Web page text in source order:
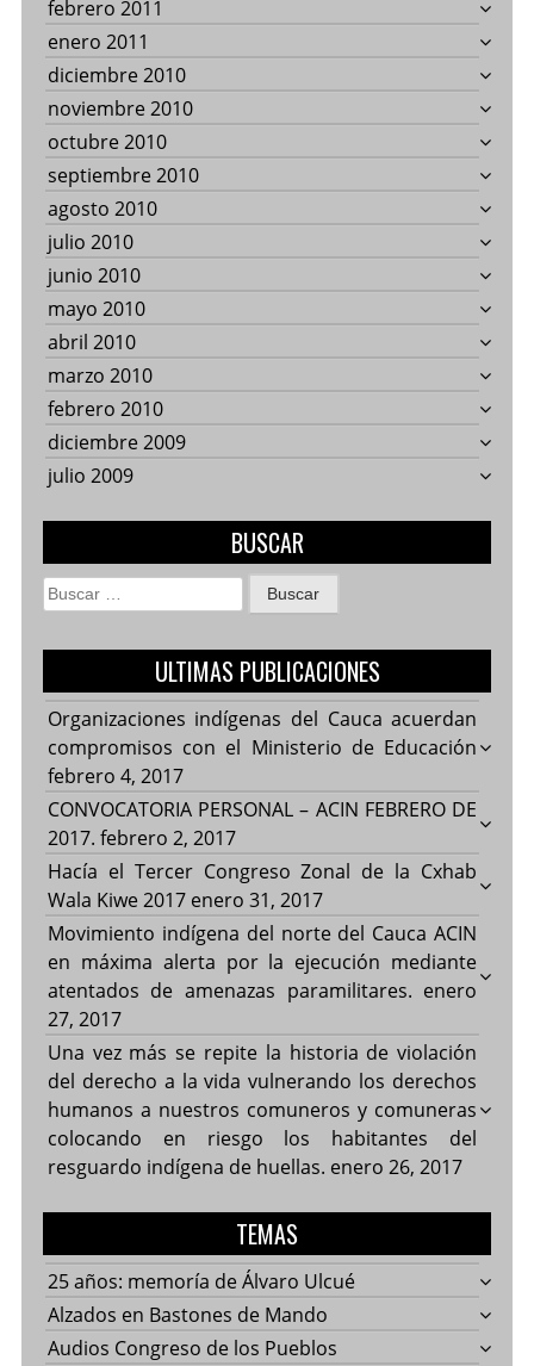
febrero 2011
enero 2011
diciembre 2010
noviembre 2010
octubre 2010
septiembre 2010
agosto 2010
julio 2010
junio 2010
mayo 2010
abril 2010
marzo 2010
febrero 2010
diciembre 2009
julio 2009
BUSCAR
Buscar:
ULTIMAS PUBLICACIONES
Organizaciones indígenas del Cauca acuerdan
compromisos con el Ministerio de Educación
febrero 4, 2017
CONVOCATORIA PERSONAL – ACIN FEBRERO DE
2017. febrero 2, 2017
Hacía el Tercer Congreso Zonal de la Cxhab
Wala Kiwe 2017 enero 31, 2017
Movimiento indígena del norte del Cauca ACIN
en máxima alerta por la ejecución mediante
atentados de amenazas paramilitares. enero
27, 2017
Una vez más se repite la historia de violación
del derecho a la vida vulnerando los derechos
humanos a nuestros comuneros y comuneras
colocando en riesgo los habitantes del
resguardo indígena de huellas. enero 26, 2017
TEMAS
25 años: memoría de Álvaro Ulcué
Alzados en Bastones de Mando
Audios Congreso de los Pueblos